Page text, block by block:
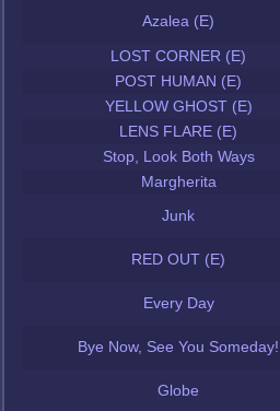
Azalea (E)
LOST CORNER (E)
POST HUMAN (E)
YELLOW GHOST (E)
LENS FLARE (E)
Stop, Look Both Ways
Margherita
Junk
RED OUT (E)
Every Day
Bye Now, See You Someday!
Globe